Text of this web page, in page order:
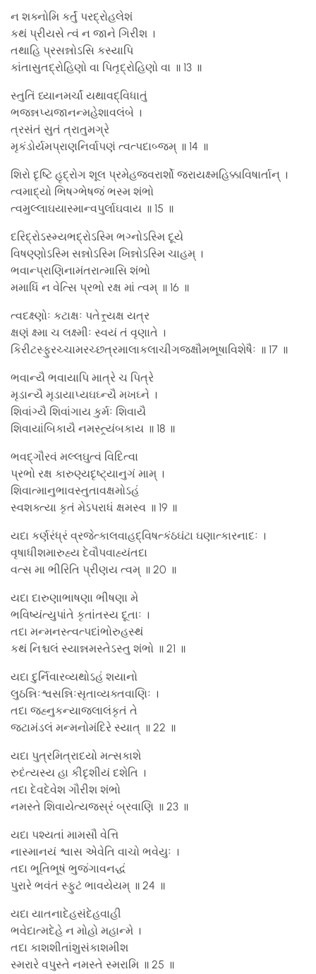
ન શક્નોમિ કર્તું પરદ્રોહલેશં
કથં પ્રીયસે ત્વં ન જાને ગિરીશ ।
તથાહિ પ્રસન્નોઽસિ કસ્યાપિ
કાંતાસુતદ્રોહિણો વા પિતૃદ્રોહિણો વા ॥ 13 ॥
સ્તુતિં ધ્યાનમર્ચાં યથાવદ્વિધાતું
ભજન્નપ્યજાનન્મહેશાવલંબે ।
ત્રસંતં સુતં ત્રાતુમગ્રે
મૃકંડોર્યમપ્રાણનિર્વાપણં ત્વત્પદાબ્જમ્ ॥ 14 ॥
શિરો દૃષ્ટિ હૃદ્રોગ શૂલ પ્રમેહજ્વરાર્શો જરાયક્ષ્મહિક્કાવિષાર્તાન્ ।
ત્વમાદ્યો ભિષગ્ભેષજં ભસ્મ શંભો
ત્વમુલ્લાઘયાસ્માન્વપુર્લાઘવાય ॥ 15 ॥
દરિદ્રોઽસ્મ્યભદ્રોઽસ્મિ ભગ્નોઽસ્મિ દૂયે
વિષણ્ણોઽસ્મિ સન્નોઽસ્મિ ખિન્નોઽસ્મિ ચાહમ્ ।
ભવાન્પ્રાણિનામંતરાત્માસિ શંભો
મમાધિં ન વેત્સિ પ્રભો રક્ષ માં ત્વમ્ ॥ 16 ॥
ત્વદક્ષ્ણોઃ કટાક્ષઃ પતેત્ત્ર્યક્ષ યત્ર
ક્ષણં ક્ષ્મા ચ લક્ષ્મીઃ સ્વયં તં વૃણાતે ।
કિરીટસ્ફુરચ્ચામરચ્છત્રમાલાકલાચીગજક્ષૌમભૂષાવિશેષૈઃ ॥ 17 ॥
ભવાન્યૈ ભવાયાપિ માત્રે ચ પિત્રે
મૃડાન્યૈ મૃડાયાપ્યઘઘ્ન્યૈ મખઘ્ને ।
શિવાંગ્યૈ શિવાંગાય કુર્મઃ શિવાયૈ
શિવાયાંબિકાયૈ નમસ્ત્ર્યંબકાય ॥ 18 ॥
ભવદ્ગૌરવં મલ્લઘુત્વં વિદિત્વા
પ્રભો રક્ષ કારુણ્યદૃષ્ટ્યાનુગં મામ્ ।
શિવાત્માનુભાવસ્તુતાવક્ષમોઽહં
સ્વશક્ત્યા કૃતં મેઽપરાધં ક્ષમસ્વ ॥ 19 ॥
યદા કર્ણરંધ્રં વ્રજેત્કાલવાહદ્વિષત્કંઠઘંટા ઘણાત્કારનાદઃ ।
વૃષાધીશમારુહ્ય દેવૌપવાહ્યંતદા
વત્સ મા ભીરિતિ પ્રીણય ત્વમ્ ॥ 20 ॥
યદા દારુણાભાષણા ભીષણા મે
ભવિષ્યંત્યુપાંતે કૃતાંતસ્ય દૂતાઃ ।
તદા મન્મનસ્ત્વત્પદાંભોરુહસ્થં
કથં નિશ્ચલં સ્યાન્નમસ્તેઽસ્તુ શંભો ॥ 21 ॥
યદા દુર્નિવારવ્યથોઽહં શયાનો
લુઠન્નિઃશ્વસન્નિઃસૃતાવ્યક્તવાણિઃ ।
તદા જહ્નુકન્યાજલાલંકૃતં તે
જટામંડલં મન્મનોમંદિરે સ્યાત્ ॥ 22 ॥
યદા પુત્રમિત્રાદયો મત્સકાશે
રુદંત્યસ્ય હા કીદૃશીયં દશેતિ ।
તદા દેવદેવેશ ગૌરીશ શંભો
નમસ્તે શિવાયેત્યજસ્રં બ્રવાણિ ॥ 23 ॥
યદા પશ્યતાં મામસૌ વેત્તિ
નાસ્માનયં શ્વાસ એવેતિ વાચો ભવેયુઃ ।
તદા ભૂતિભૂષં ભુજંગાવનદ્ધં
પુરારે ભવંતં સ્ફુટં ભાવયેયમ્ ॥ 24 ॥
યદા યાતનાદેહસંદેહવાહી
ભવેદાત્મદેહે ન મોહો મહાન્મે ।
તદા કાશશીતાંશુસંકાશમીશ
સ્મરારે વપુસ્તે નમસ્તે સ્મરામિ ॥ 25 ॥